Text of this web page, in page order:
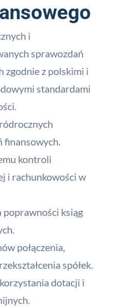
i
sprawozdań
zgodnie z polskimi i
standardami
finansowych.
kontroli
i rachunkowości w
ksiąg
połączenia,
spółek.
dotacji i